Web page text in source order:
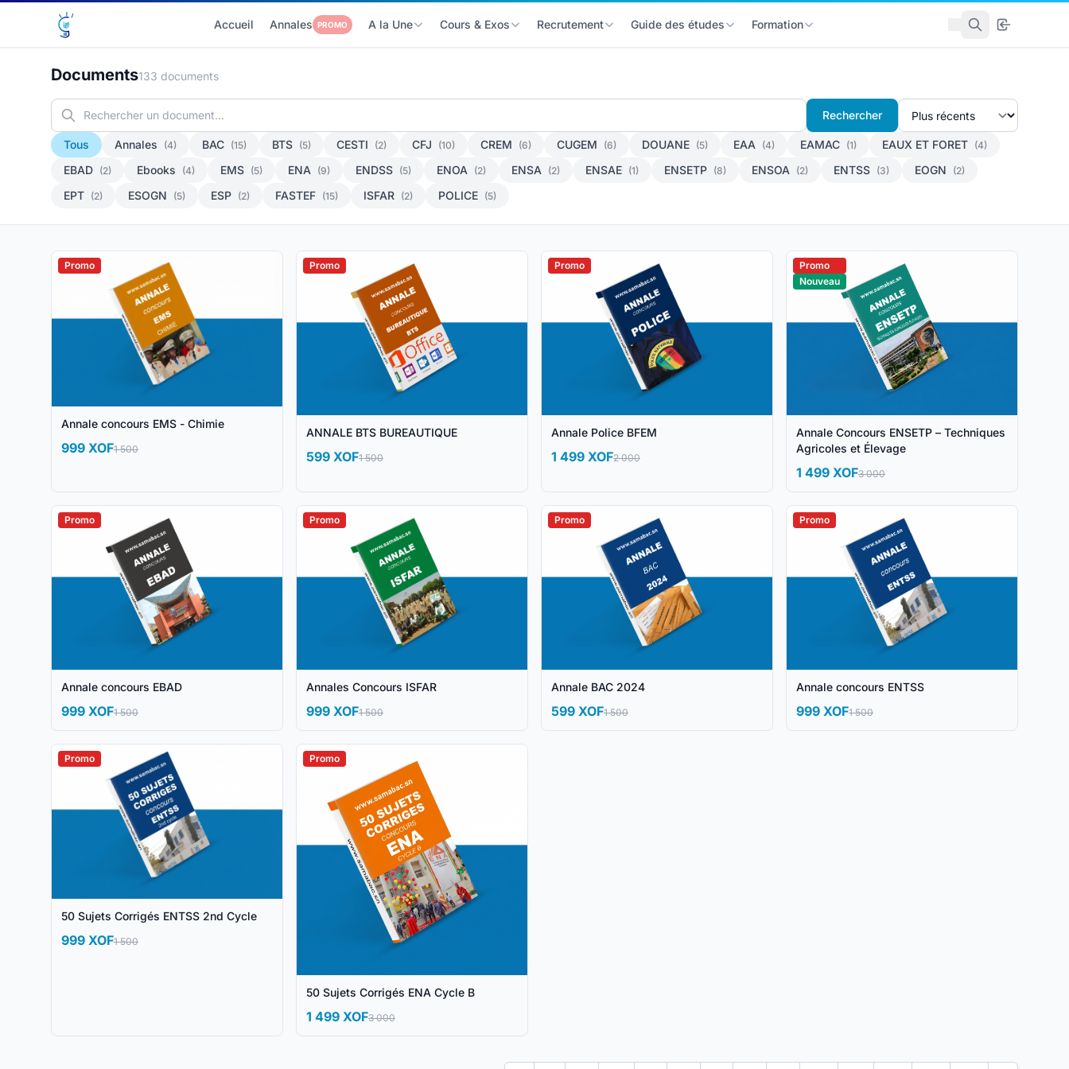
Accueil Annales PROMO A la Une Cours & Exos Recrutement Guide des études Formation
Documents133 documents
Rechercher
Tous Annales (4) BAC (15) BTS (5) CESTI (2) CFJ (10) CREM (6) CUGEM (6) DOUANE (5) EAA (4) EAMAC (1) EAUX ET FORET (4)
EBAD (2) Ebooks (4) EMS (5) ENA (9) ENDSS (5) ENOA (2) ENSA (2) ENSAE (1) ENSETP (8) ENSOA (2) ENTSS (3) EOGN (2)
EPT (2) ESOGN (5) ESP (2) FASTEF (15) ISFAR (2) POLICE (5)
Promo
Annale concours EMS - Chimie
999 XOF1 500
Promo
ANNALE BTS BUREAUTIQUE
599 XOF1 500
Promo
Annale Police BFEM
1 499 XOF2 000
Promo
Nouveau
Annale Concours ENSETP – Techniques
Agricoles et Élevage
1 499 XOF3 000
Promo
Annale concours EBAD
999 XOF1 500
Promo
Annales Concours ISFAR
999 XOF1 500
Promo
Annale BAC 2024
599 XOF1 500
Promo
Annale concours ENTSS
999 XOF1 500
Promo
50 Sujets Corrigés ENTSS 2nd Cycle
999 XOF1 500
Promo
50 Sujets Corrigés ENA Cycle B
1 499 XOF3 000